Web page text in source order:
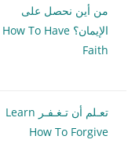
من أين نحصل على
الإيمان؟ How To Have
Faith
تعـلم أن تـغـفـر Learn
How To Forgive